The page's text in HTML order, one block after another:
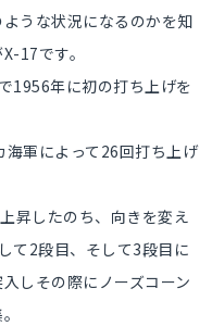
うな状況になるのかを知
17です。
1956年に初の打ち上げを
軍によって26回打ち上げ
昇したのち、向きを変え
て2段目、そして3段目に
しその際にノーズコーン